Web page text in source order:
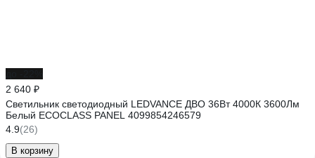
2 640 ₽
Светильник светодиодный LEDVANCE ДВО 36Вт 4000К 3600Лм
Белый ECOCLASS PANEL 4099854246579
4.9(26)
В корзину